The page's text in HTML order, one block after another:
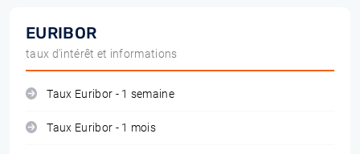
EURIBOR
taux d'intérêt et informations
Taux Euribor - 1 semaine
Taux Euribor - 1 mois